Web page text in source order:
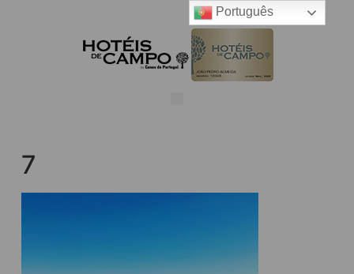
7
Português